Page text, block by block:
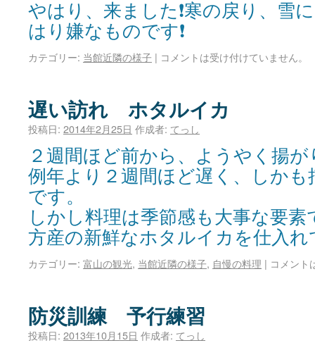
やはり、来ました❗寒の戻り、雪
はり嫌なものです❗
カテゴリー: 当館近隣の様子 | コメントは受け付けていません。
遅い訪れ ホタルイカ
投稿日: 2014年2月25日 作成者: てっし
２週間ほど前から、ようやく揚
例年より２週間ほど遅く、しか
です。
しかし料理は季節感も大事な要
方産の新鮮なホタルイカを仕入れ
カテゴリー: 富山の観光, 当館近隣の様子, 自慢の料理 | コメント
防災訓練 予行練習
投稿日: 2013年10月15日 作成者: てっし